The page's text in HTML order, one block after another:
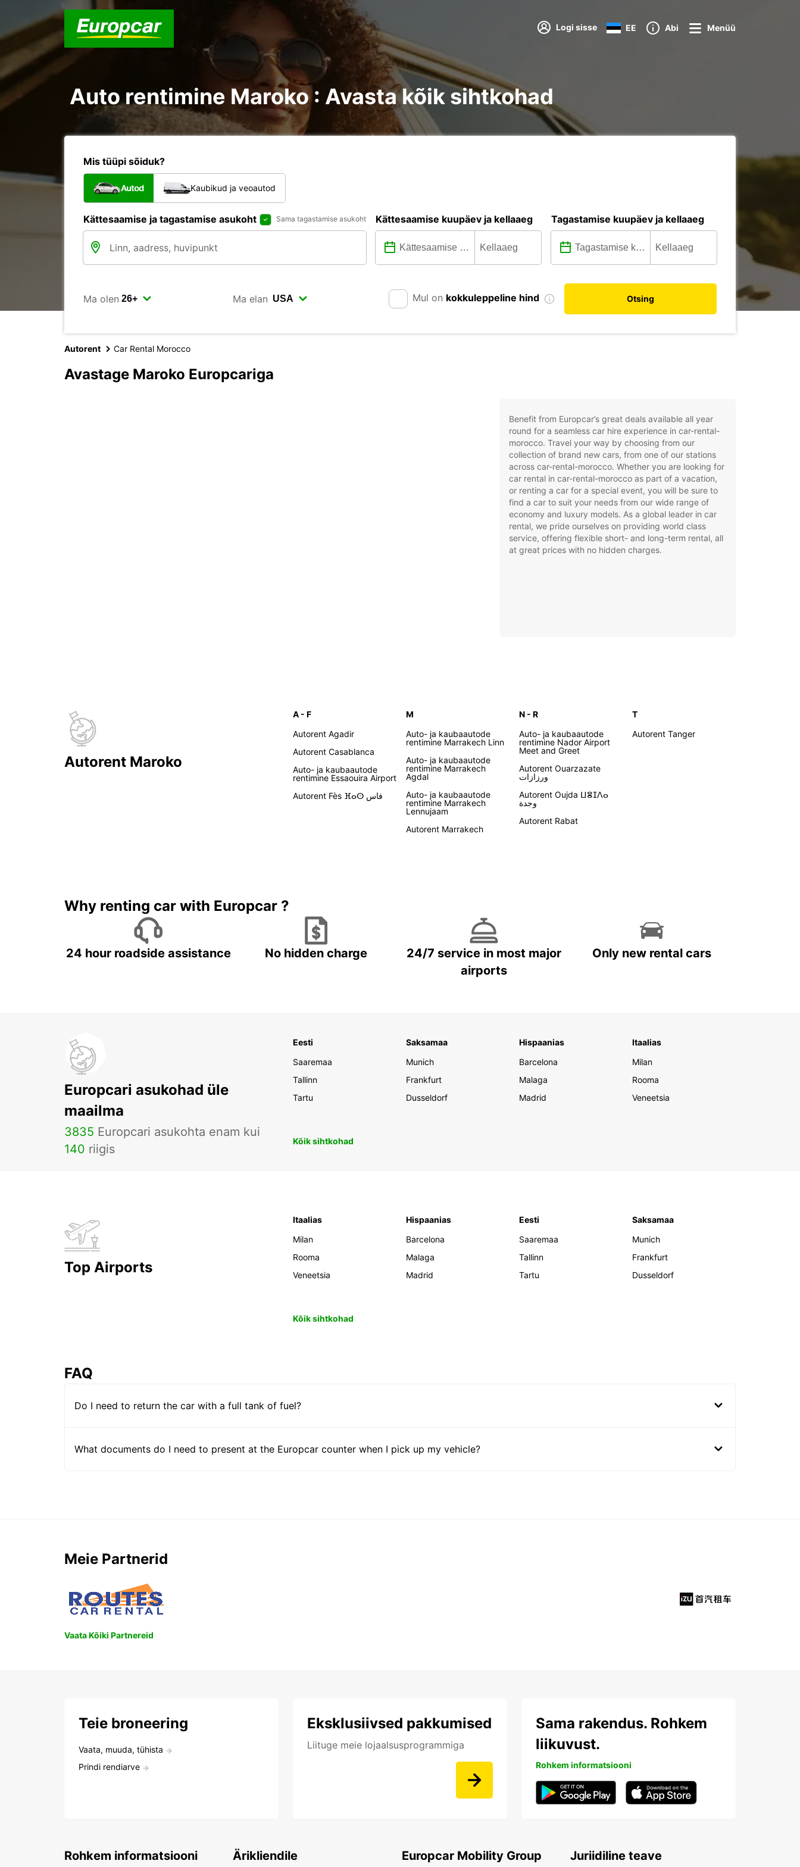
Logi sisse EE Abi Menüü
Auto rentimine Maroko : Avasta kõik sihtkohad
Mis tüüpi sõiduk?
Autod Kaubikud ja veoautod
Kättesaamise ja tagastamise asukoht Sama tagastamise asukoht Kättesaamise kuupäev ja kellaaeg Tagastamise kuupäev ja kellaaeg
Ma olen Ma elan Mul on kokkuleppeline hind Otsing
Autorent Car Rental Morocco
Avastage Maroko Europcariga
Benefit from Europcar’s great deals available all year
round for a seamless car hire experience in car-rental-
morocco. Travel your way by choosing from our
collection of brand new cars, from one of our stations
across car-rental-morocco. Whether you are looking for
car rental in car-rental-morocco as part of a vacation,
or renting a car for a special event, you will be sure to
find a car to suit your needs from our wide range of
economy and luxury models. As a global leader in car
rental, we pride ourselves on providing world class
service, offering flexible short- and long-term rental, all
at great prices with no hidden charges.
Autorent Maroko
A - F
Autorent Agadir
Autorent Casablanca
Auto- ja kaubaautode
rentimine Essaouira Airport
Autorent Fès ⴼⴰⵙ فاس
M
Auto- ja kaubaautode
rentimine Marrakech Linn
Auto- ja kaubaautode
rentimine Marrakech
Agdal
Auto- ja kaubaautode
rentimine Marrakech
Lennujaam
Autorent Marrakech
N - R
Auto- ja kaubaautode
rentimine Nador Airport
Meet and Greet
Autorent Ouarzazate
ورزازات
Autorent Oujda ⵡⴻⵊⴷⴰ
وجدة
Autorent Rabat
T
Autorent Tanger
Why renting car with Europcar ?
24 hour roadside assistance No hidden charge
24/7 service in most major
airports
Only new rental cars
Europcari asukohad üle
maailma
3835 Europcari asukohta enam kui
140 riigis
Eesti
Saaremaa
Tallinn
Tartu
Saksamaa
Munich
Frankfurt
Dusseldorf
Hispaanias
Barcelona
Malaga
Madrid
Itaalias
Milan
Rooma
Veneetsia
Kõik sihtkohad
Top Airports
Itaalias
Milan
Rooma
Veneetsia
Hispaanias
Barcelona
Malaga
Madrid
Eesti
Saaremaa
Tallinn
Tartu
Saksamaa
Munich
Frankfurt
Dusseldorf
Kõik sihtkohad
FAQ
Do I need to return the car with a full tank of fuel?
What documents do I need to present at the Europcar counter when I pick up my vehicle?
Meie Partnerid
Vaata Kõiki Partnereid
Teie broneering
Vaata, muuda, tühista
Prindi rendiarve
Eksklusiivsed pakkumised
Liituge meie lojaalsusprogrammiga
Sama rakendus. Rohkem
liikuvust.
Rohkem informatsiooni
Rohkem informatsiooni Ärikliendile Europcar Mobility Group Juriidiline teave